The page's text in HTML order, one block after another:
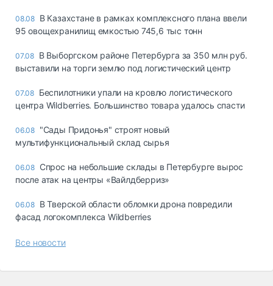
08.08 В Казахстане в рамках комплексного плана ввели
95 овощехранилищ емкостью 745,6 тыс тонн
07.08 В Выборгском районе Петербурга за 350 млн руб.
выставили на торги землю под логистический центр
07.08 Беспилотники упали на кровлю логистического
центра Wildberries. Большинство товара удалось спасти
06.08 "Сады Придонья" строят новый
мультифункциональный склад сырья
06.08 Спрос на небольшие склады в Петербурге вырос
после атак на центры «Вайлдберриз»
06.08 В Тверской области обломки дрона повредили
фасад логокомплекса Wildberries
Все новости